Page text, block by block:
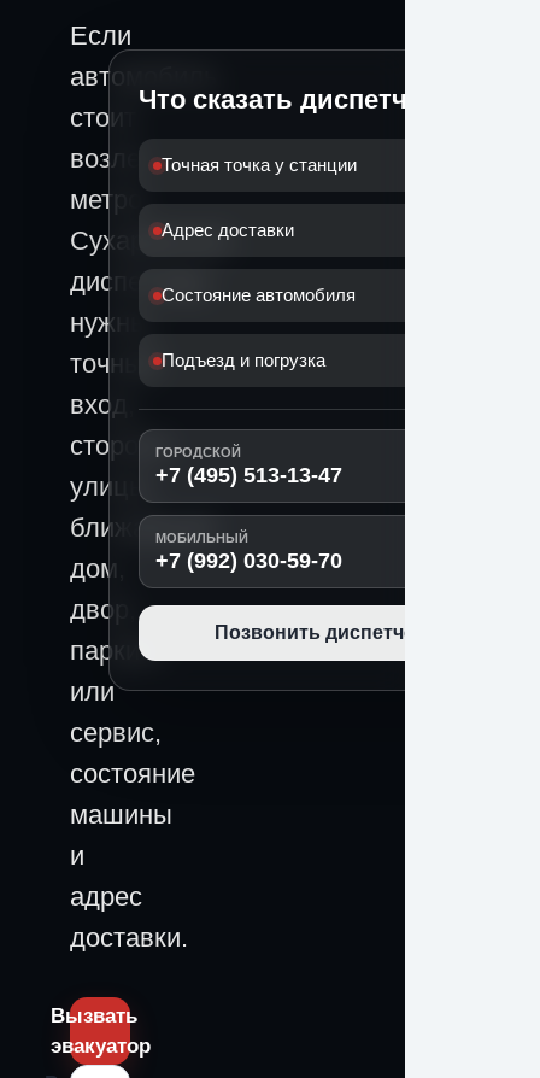
Если
автомобиль
стоит
возле
метро
Сухаревская,
диспетчеру
нужны
точный
вход,
сторона
улицы,
ближайший
дом,
двор,
паркинг
или
сервис,
состояние
машины
и
адрес
доставки.
Вызвать
эвакуатор
Что сказать диспетчеру
Точная точка у станции
Адрес доставки
Состояние автомобиля
Подъезд и погрузка
ГОРОДСКОЙ
+7 (495) 513-13-47
МОБИЛЬНЫЙ
+7 (992) 030-59-70
Позвонить диспетчеру